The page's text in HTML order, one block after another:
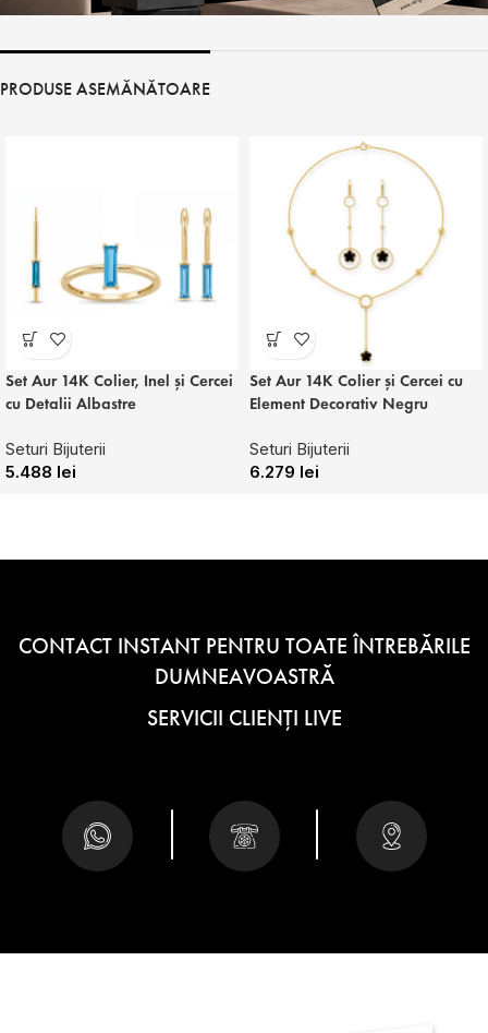
PRODUSE ASEMĂNĂTOARE
Set Aur 14K Colier, Inel și Cercei
cu Detalii Albastre
Seturi Bijuterii
5.488 lei
Set Aur 14K Colier și Cercei cu
Element Decorativ Negru
Seturi Bijuterii
6.279 lei
CONTACT INSTANT PENTRU TOATE ÎNTREBĂRILE
DUMNEAVOASTRĂ
SERVICII CLIENȚI LIVE